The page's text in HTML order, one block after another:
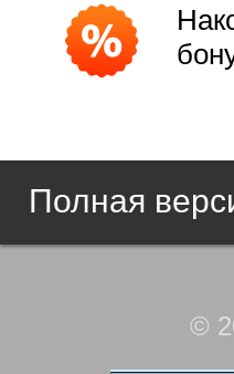
Полная
©